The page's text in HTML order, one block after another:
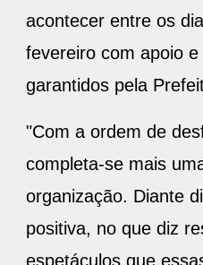
acontecer entre os
fevereiro com apoio
garantidos pela
"Com a ordem de
completa-se mais
organização. Diante
positiva, no que diz
espetáculos que